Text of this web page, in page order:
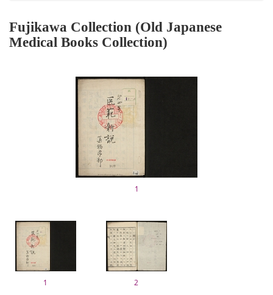
Fujikawa Collection (Old Japanese
Medical Books Collection)
1
1 2